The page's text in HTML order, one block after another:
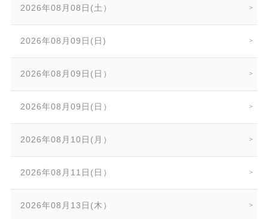
2026年08月08日(土）
2026年08月09日(日)
2026年08月09日(日）
2026年08月09日(日）
2026年08月10日(月）
2026年08月11日(日）
2026年08月13日(木）